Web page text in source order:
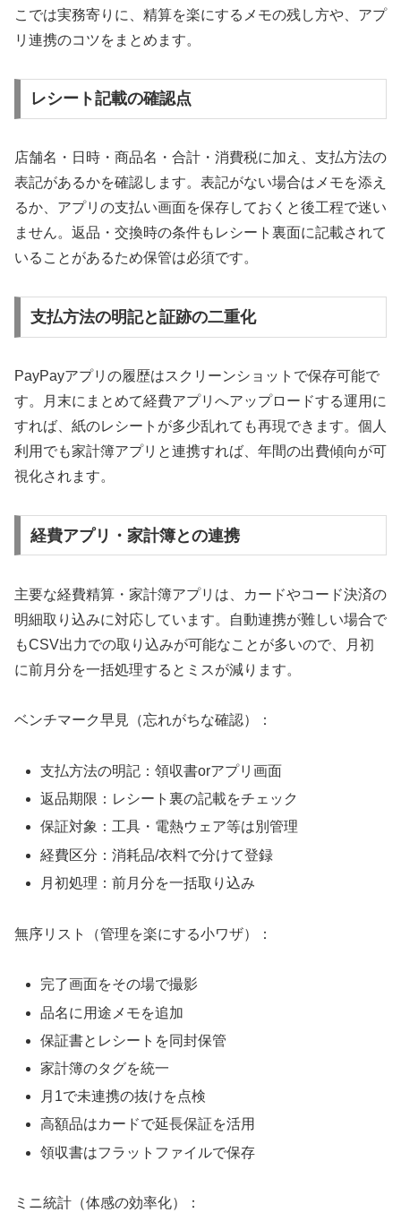
こでは実務寄りに、精算を楽にするメモの残し方や、アプ
リ連携のコツをまとめます。
レシート記載の確認点
店舗名・日時・商品名・合計・消費税に加え、支払方法の
表記があるかを確認します。表記がない場合はメモを添え
るか、アプリの支払い画面を保存しておくと後工程で迷い
ません。返品・交換時の条件もレシート裏面に記載されて
いることがあるため保管は必須です。
支払方法の明記と証跡の二重化
PayPayアプリの履歴はスクリーンショットで保存可能で
す。月末にまとめて経費アプリへアップロードする運用に
すれば、紙のレシートが多少乱れても再現できます。個人
利用でも家計簿アプリと連携すれば、年間の出費傾向が可
視化されます。
経費アプリ・家計簿との連携
主要な経費精算・家計簿アプリは、カードやコード決済の
明細取り込みに対応しています。自動連携が難しい場合で
もCSV出力での取り込みが可能なことが多いので、月初
に前月分を一括処理するとミスが減ります。
ベンチマーク早見（忘れがちな確認）：
支払方法の明記：領収書orアプリ画面
返品期限：レシート裏の記載をチェック
保証対象：工具・電熱ウェア等は別管理
経費区分：消耗品/衣料で分けて登録
月初処理：前月分を一括取り込み
無序リスト（管理を楽にする小ワザ）：
完了画面をその場で撮影
品名に用途メモを追加
保証書とレシートを同封保管
家計簿のタグを統一
月1で未連携の抜けを点検
高額品はカードで延長保証を活用
領収書はフラットファイルで保存
ミニ統計（体感の効率化）：